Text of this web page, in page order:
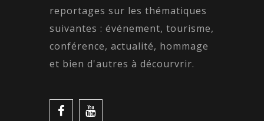
reportages sur les thématiques
suivantes : événement, tourisme,
conférence, actualité, hommage
et bien d'autres à décourvrir.